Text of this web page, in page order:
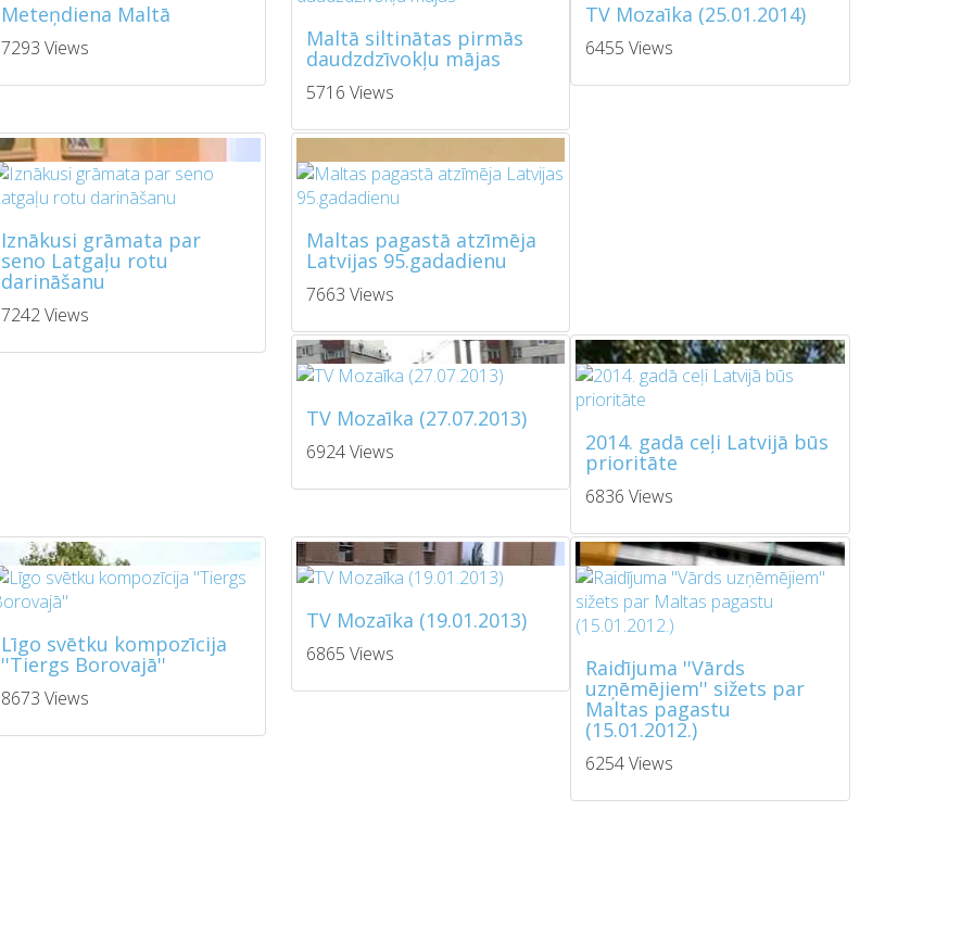
Meteņdiena Maltā
7293 Views Maltā siltinātas pirmās
daudzdzīvokļu mājas
5716 Views
TV Mozaīka (25.01.2014)
6455 Views
Iznākusi grāmata par
seno Latgaļu rotu
darināšanu
7242 Views
Maltas pagastā atzīmēja
Latvijas 95.gadadienu
7663 Views
TV Mozaīka (27.07.2013)
6924 Views 2014. gadā ceļi Latvijā būs
prioritāte
6836 Views
Līgo svētku kompozīcija
''Tiergs Borovajā''
8673 Views
TV Mozaīka (19.01.2013)
6865 Views
Raidījuma ''Vārds
uzņēmējiem'' sižets par
Maltas pagastu
(15.01.2012.)
6254 Views